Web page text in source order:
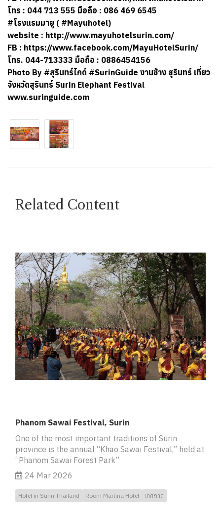
โทร : 044 713 555 มือถือ : 086 469 6545
#โรงแรมมายู ( #Mayuhotel)
website : http://www.mayuhotelsurin.com/
FB : https://www.facebook.com/MayuHotelSurin/
โทร. 044-713333 มือถือ : 0886454156
Photo By #สุรินทร์ไกด์ #SurinGuide งานช้าง สุรินทร์ เที่ยว
จังหวัดสุรินทร์ Surin Elephant Festival
www.suringuide.com
Related Content
Phanom Sawai Festival, Surin
One of the most important traditions of Surin
province is the annual “Khao Sawai Festival,” held at
“Phanom Sawai Forest Park”
24 Mar 2026
Hotel in Surin Thailand Room Martina Hotel เทศกาล